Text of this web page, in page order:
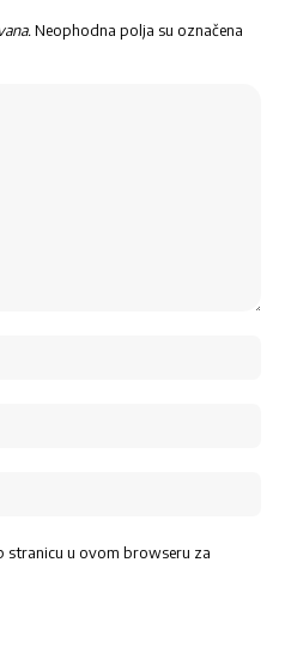
Neophodna polja su označena
stranicu u ovom browseru za